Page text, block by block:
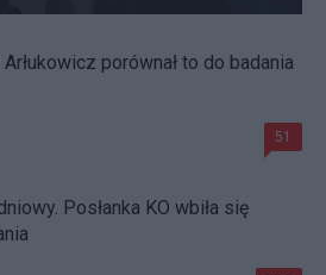
porównał to do badania
51
Posłanka KO wbiła się